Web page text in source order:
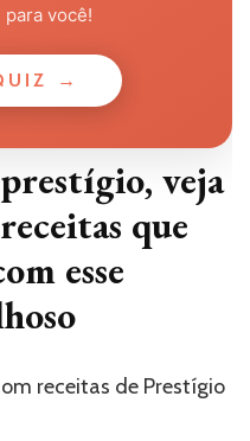
você!
→
veja
que
esse
receitas de Prestígio